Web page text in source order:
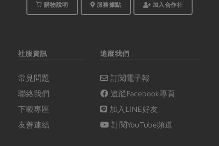
購物說明 服務據點 加入合作社
社服資訊
常見問題
聯絡我們
下載專區
友善連結
追蹤我們
訂閱電子報
追蹤Facebook專頁
加入LINE好友
訂閱YouTube頻道